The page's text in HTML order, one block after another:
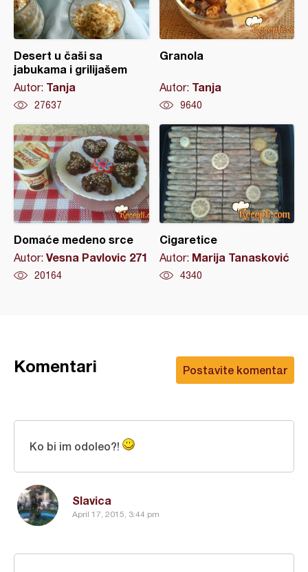
Desert u čaši sa
jabukama i grilijašem
Autor: Tanja
27637
Granola
Autor: Tanja
9640
Domaće medeno srce
Autor: Vesna Pavlovic 271
20164
Cigaretice
Autor: Marija Tanasković
4340
Postavite komentar
Komentari
Slavica
April 17, 2015, 3:44 pm
Ko bi im odoleo?!